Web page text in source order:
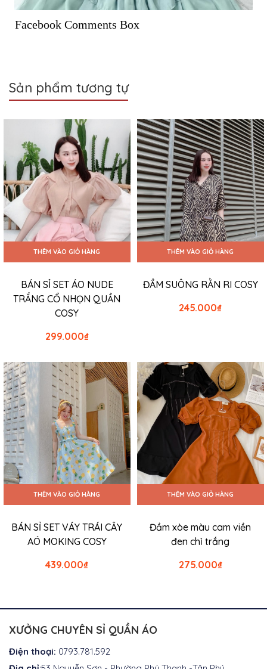
Facebook Comments Box
Sản phẩm tương tự
THÊM VÀO GIỎ HÀNG
BÁN SỈ SET ÁO NUDE
TRẮNG CỔ NHỌN QUẦN
COSY
₫
299.000
THÊM VÀO GIỎ HÀNG
ĐẦM SUÔNG RẰN RI COSY
₫
245.000
THÊM VÀO GIỎ HÀNG
BÁN SỈ SET VÁY TRÁI CÂY
AÓ MOKING COSY
₫
439.000
THÊM VÀO GIỎ HÀNG
Đầm xòe màu cam viền
đen chỉ trắng
₫
275.000
XƯỞNG CHUYÊN SỈ QUẦN ÁO
Điện thoại: 0793.781.592